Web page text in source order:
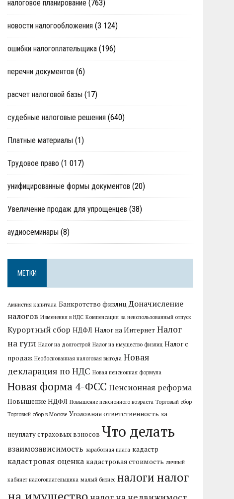
налоговое планирование (763)
новости налогообложения (3 124)
ошибки налогоплательщика (196)
перечни документов (6)
расчет налоговой базы (17)
судебные налоговые решения (640)
Платные материалы (1)
Трудовое право (1 017)
унифицированные формы документов (20)
Увеличение продаж для упрощенцев (38)
аудиосеминары (8)
МЕТКИ
Амнистия капитала Банкротство физлиц Доначисление
налогов Изменения в НДС Компенсация за неиспользованный отпуск
Курортный сбор НДФЛ Налог на Интернет Налог
на гугл Налог на долгострой Налог на имущество физлиц Налог с
продаж Необоснованная налоговая выгода Новая
декларация по НДС Новая пенсионная формула
Новая форма 4-ФСС Пенсионная реформа
Повышение НДФЛ Повышение пенсионного возраста Торговый сбор
Торговый сбор в Москве Уголовная ответственность за
неуплату страховых взносов Что делать
взаимозависимость заработная плата кадастр
кадастровая оценка кадастровая стоимость личный
кабинет налогоплательщика малый бизнес налоги налог